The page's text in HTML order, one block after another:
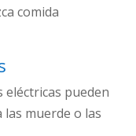
comida
eléctricas pueden
muerde o las